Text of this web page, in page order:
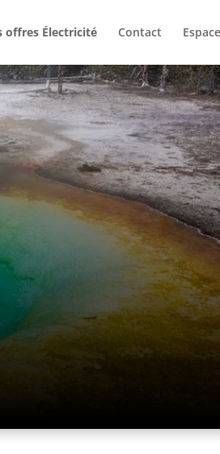
offres Électricité Contact